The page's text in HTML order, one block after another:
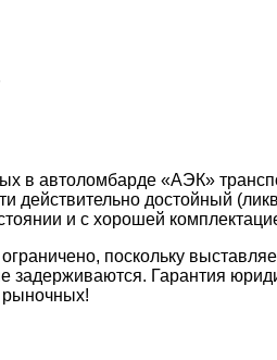
в автоломбарде «АЭК»
действительно достойный
и с хорошей
поскольку
задерживаются. Гарантия